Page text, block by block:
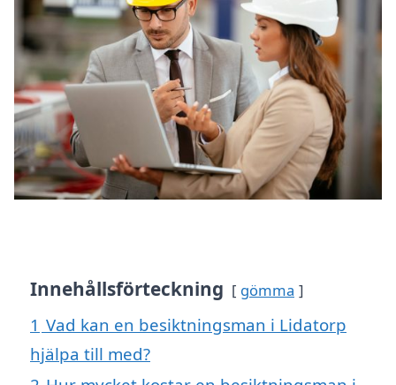
Innehållsförteckning gömma
1 Vad kan en besiktningsman i Lidatorp
hjälpa till med?